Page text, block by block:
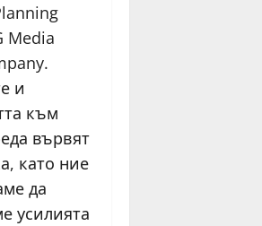
Media
и
към
вървят
като ние
да
усилията